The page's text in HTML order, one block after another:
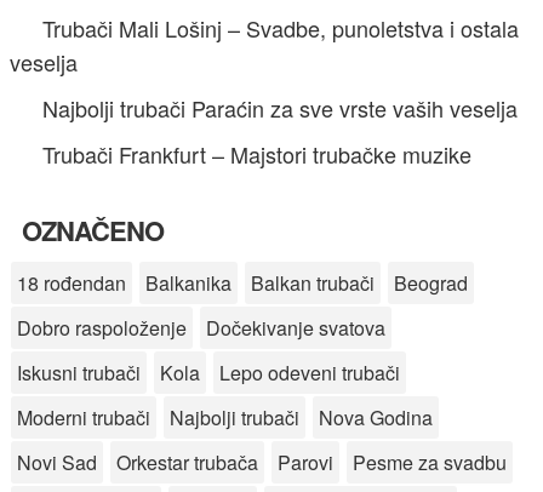
Trubači Mali Lošinj – Svadbe, punoletstva i ostala
veselja
Najbolji trubači Paraćin za sve vrste vaših veselja
Trubači Frankfurt – Majstori trubačke muzike
OZNAČENO
18 rođendan Balkanika Balkan trubači
Beograd
Dobro raspoloženje
Dočekivanje svatova
Iskusni trubači
Kola
Lepo odeveni trubači
Moderni trubači
Najbolji trubači
Nova Godina
Novi Sad
Orkestar trubača Parovi
Pesme za svadbu